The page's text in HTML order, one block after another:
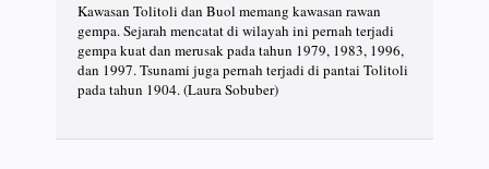
Kawasan Tolitoli dan Buol memang kawasan rawan
gempa. Sejarah mencatat di wilayah ini pernah terjadi
gempa kuat dan merusak pada tahun 1979, 1983, 1996,
dan 1997. Tsunami juga pernah terjadi di pantai Tolitoli
pada tahun 1904. (Laura Sobuber)